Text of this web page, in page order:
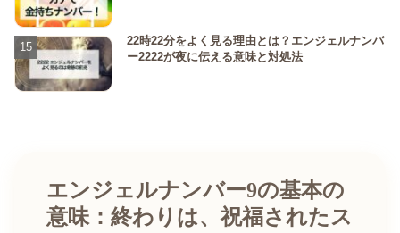
22時22分をよく見る理由とは？エンジェルナンバ
ー2222が夜に伝える意味と対処法
エンジェルナンバー9の基本の
意味：終わりは、祝福されたス